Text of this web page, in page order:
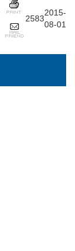
2583
2015-
08-01